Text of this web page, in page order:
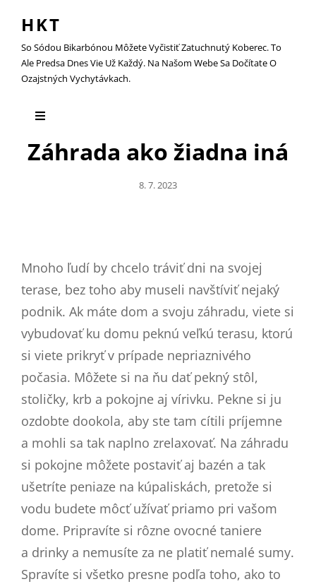
HKT
So Sódou Bikarbónou Môžete Vyčistiť Zatuchnutý Koberec. To
Ale Predsa Dnes Vie Už Každý. Na Našom Webe Sa Dočítate O
Ozajstných Vychytávkach.
Záhrada ako žiadna iná
Posted
8. 7. 2023
Mnoho ľudí by chcelo tráviť dni na svojej
terase, bez toho aby museli navštíviť nejaký
podnik. Ak máte dom a svoju záhradu, viete si
vybudovať ku domu peknú veľkú terasu, ktorú
si viete prikryť v prípade nepriaznivého
počasia. Môžete si na ňu dať pekný stôl,
stoličky, krb a pokojne aj vírivku. Pekne si ju
ozdobte dookola, aby ste tam cítili príjemne
a mohli sa tak naplno zrelaxovať. Na záhradu
si pokojne môžete postaviť aj bazén a tak
ušetríte peniaze na kúpaliskách, pretože si
vodu budete môcť užívať priamo pri vašom
dome. Pripravíte si rôzne ovocné taniere
a drinky a nemusíte za ne platiť nemalé sumy.
Spravíte si všetko presne podľa toho, ako to